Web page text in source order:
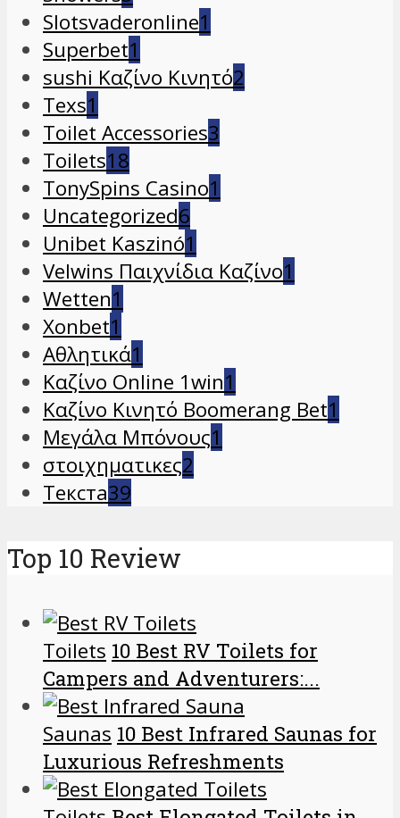
Slotsvaderonline1
Superbet1
sushi Καζίνο Κινητό2
Texs1
Toilet Accessories3
Toilets18
TonySpins Casino1
Uncategorized6
Unibet Kaszinó1
Velwins Παιχνίδια Καζίνο1
Wetten1
Xonbet1
Αθλητικά1
Καζίνο Online 1win1
Καζίνο Κινητό Boomerang Bet1
Μεγάλα Μπόνους1
στοιχηματικες2
Текста39
Top 10 Review
Toilets 10 Best RV Toilets for
Campers and Adventurers:...
Saunas 10 Best Infrared Saunas for
Luxurious Refreshments